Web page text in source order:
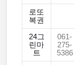
로또
복권
24그
린마
트
061-
275-
5386